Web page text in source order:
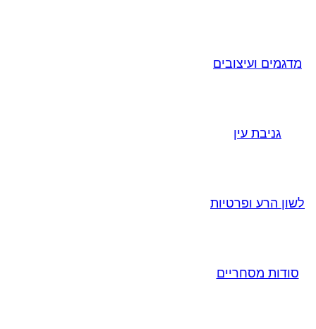
מדגמים ועיצובים
גניבת עין
לשון הרע ופרטיות
סודות מסחריים